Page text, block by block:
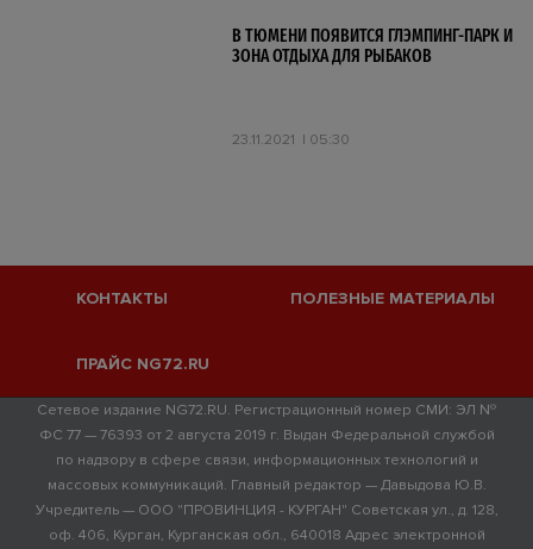
В ТЮМЕНИ ПОЯВИТСЯ ГЛЭМПИНГ-ПАРК И
ЗОНА ОТДЫХА ДЛЯ РЫБАКОВ
23.11.2021 05:30
КОНТАКТЫ ПОЛЕЗНЫЕ МАТЕРИАЛЫ
ПРАЙС NG72.RU
Сетевое издание NG72.RU. Регистрационный номер СМИ: ЭЛ №
ФС 77 — 76393 от 2 августа 2019 г. Выдан Федеральной службой
по надзору в сфере связи, информационных технологий и
массовых коммуникаций. Главный редактор — Давыдова Ю.В.
Учредитель — ООО "ПРОВИНЦИЯ - КУРГАН" Советская ул., д. 128,
оф. 406, Курган, Курганская обл., 640018 Адрес электронной